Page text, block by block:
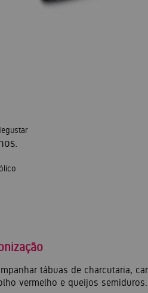
tábuas de charcutaria,
vermelho e queijos